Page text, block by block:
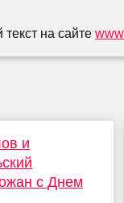
на сайте
и
с Днем